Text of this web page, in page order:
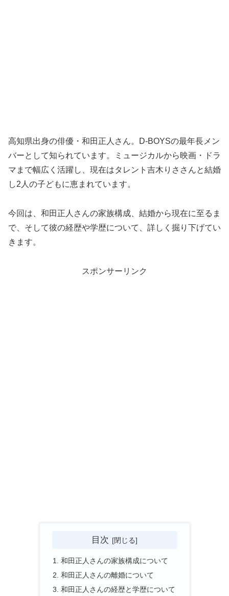
高知県出身の俳優・和田正人さん。D-BOYSの最年長メン
バーとして知られています。ミュージカルから映画・ドラ
マまで幅広く活躍し、現在はタレント吉木りささんと結婚
し2人の子どもに恵まれています。
今回は、和田正人さんの家族構成、結婚から現在に至るま
で、そして彼の経歴や学歴について、詳しく掘り下げてい
きます。
スポンサーリンク
目次
和田正人さんの家族構成について
和田正人さんの離婚について
和田正人さんの経歴と学歴について